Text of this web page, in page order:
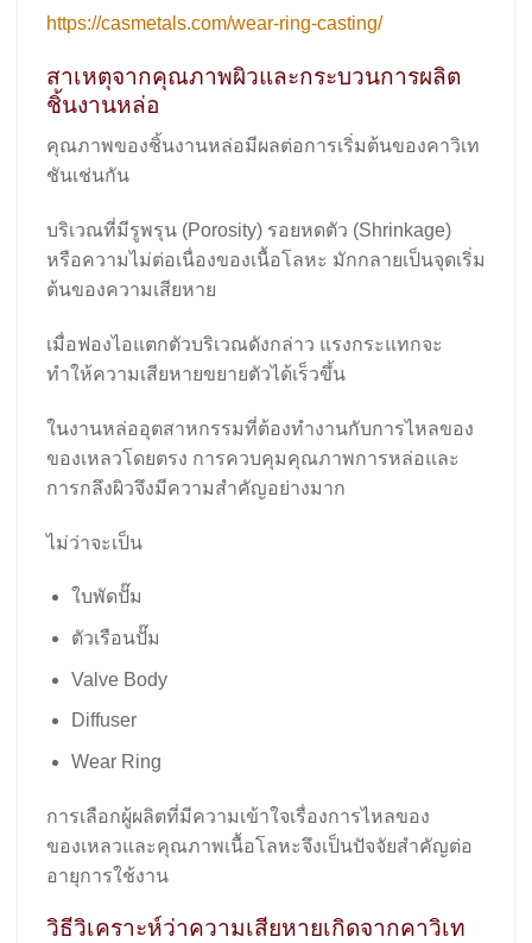
https://casmetals.com/wear-ring-casting/
สาเหตุจากคุณภาพผิวและกระบวนการผลิต
ชิ้นงานหล่อ
คุณภาพของชิ้นงานหล่อมีผลต่อการเริ่มต้นของคาวิเท
ชันเช่นกัน
บริเวณที่มีรูพรุน (Porosity) รอยหดตัว (Shrinkage)
หรือความไม่ต่อเนื่องของเนื้อโลหะ มักกลายเป็นจุดเริ่ม
ต้นของความเสียหาย
เมื่อฟองไอแตกตัวบริเวณดังกล่าว แรงกระแทกจะ
ทำให้ความเสียหายขยายตัวได้เร็วขึ้น
ในงานหล่ออุตสาหกรรมที่ต้องทำงานกับการไหลของ
ของเหลวโดยตรง การควบคุมคุณภาพการหล่อและ
การกลึงผิวจึงมีความสำคัญอย่างมาก
ไม่ว่าจะเป็น
ใบพัดปั๊ม
ตัวเรือนปั๊ม
Valve Body
Diffuser
Wear Ring
การเลือกผู้ผลิตที่มีความเข้าใจเรื่องการไหลของ
ของเหลวและคุณภาพเนื้อโลหะจึงเป็นปัจจัยสำคัญต่อ
อายุการใช้งาน
วิธีวิเคราะห์ว่าความเสียหายเกิดจากคาวิเท